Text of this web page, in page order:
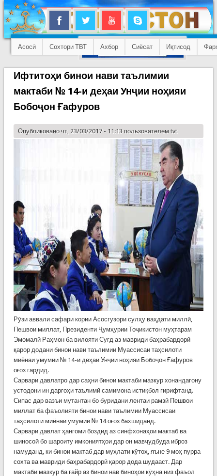
Асосӣ Сохтори ТВТ Ахбор Сиёсат Иқтисод
Ифтитоҳи бинои нави таълимии
мактаби № 14-и деҳаи Унҷии ноҳияи
Бобоҷон Ғафуров
Опубликовано чт, 23/03/2017 - 11:13 пользователем tvt
Рӯзи аввали сафари кории Асосгузори сулҳу ваҳдати миллӣ,
Пешвои миллат, Президенти Ҷумҳурии Тоҷикистон муҳтарам
Эмомалӣ Раҳмон ба вилояти Суғд аз мавриди баҳрабардорӣ
қарор додани бинои нави таълимии Муассисаи таҳсилоти
миёнаи умумии № 14-и деҳаи Унҷии ноҳияи Бобоҷон Ғафуров
оғоз гардид.
Сарвари давлатро дар саҳни бинои мактаби мазкур хонандагону
устодони ин даргоҳи таълимӣ самимона истиқбол гирифтанд.
Сипас дар вазъи мутантан бо буридани лентаи рамзӣ Пешвои
миллат ба фаъолияти бинои нави таълимии Муассисаи
таҳсилоти миёнаи умумии № 14 оғоз бахшиданд.
Сарвари давлат ҳангоми боздид аз синфхонаҳои мактаб ва
шиносоӣ бо шароиту имкониятҳои дар он мавҷудбуда иброз
намуданд, ки бинои мактаб дар муҳлати кӯтоҳ, яъне 9 моҳ пурра
сохта ва мавриди баҳрабардорӣ қарор дода шудааст. Дар
мактаби мазкур ба ғайр аз бинои нав биноҳои кӯҳна низ фаъол